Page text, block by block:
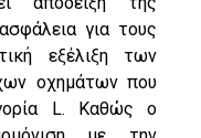
για τους
εξέλιξη των
οχημάτων που
L. Καθώς ο